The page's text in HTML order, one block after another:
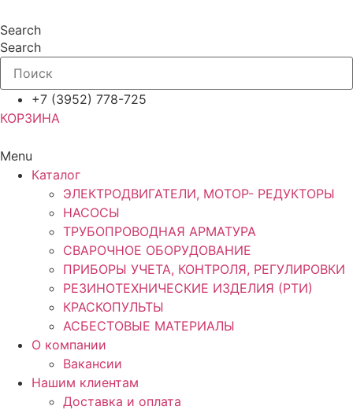
к
содержимому
Search
Search
+7 (3952) 778-725
КОРЗИНА
Menu
Каталог
ЭЛЕКТРОДВИГАТЕЛИ, МОТОР- РЕДУКТОРЫ
НАСОСЫ
ТРУБОПРОВОДНАЯ АРМАТУРА
СВАРОЧНОЕ ОБОРУДОВАНИЕ
ПРИБОРЫ УЧЕТА, КОНТРОЛЯ, РЕГУЛИРОВКИ
РЕЗИНОТЕХНИЧЕСКИЕ ИЗДЕЛИЯ (РТИ)
КРАСКОПУЛЬТЫ
АСБЕСТОВЫЕ МАТЕРИАЛЫ
О компании
Вакансии
Нашим клиентам
Доставка и оплата